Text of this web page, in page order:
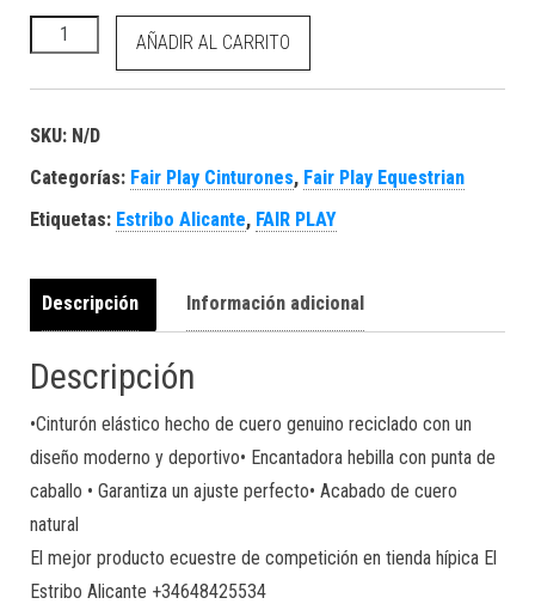
Fair Play Cinturón MADDY cantidad
AÑADIR AL CARRITO
SKU: N/D
Categorías: Fair Play Cinturones, Fair Play Equestrian
Etiquetas: Estribo Alicante, FAIR PLAY
Descripción Información adicional
Descripción
•Cinturón elástico hecho de cuero genuino reciclado con un
diseño moderno y deportivo• Encantadora hebilla con punta de
caballo • Garantiza un ajuste perfecto• Acabado de cuero
natural
El mejor producto ecuestre de competición en tienda hípica El
Estribo Alicante +34648425534